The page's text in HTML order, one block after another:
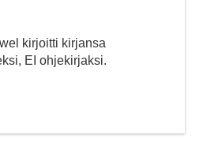
kirjoitti kirjansa
EI ohjekirjaksi.